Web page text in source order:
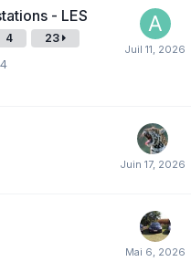
- LES
4 23